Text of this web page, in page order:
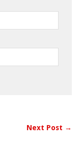
Next Post →